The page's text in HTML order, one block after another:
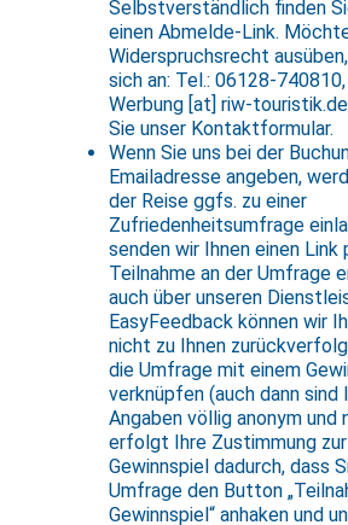
Selbstverständlich finden
einen Abmelde-Link.
Widerspruchsrecht
sich an: Tel.: 06128-
Werbung [at] riw-
Sie unser Kontaktformular.
Wenn Sie uns bei der
Emailadresse angeben,
der Reise ggfs. zu einer
Zufriedenheitsumfrage
senden wir Ihnen einen Link
Teilnahme an der Umfrage
auch über unseren
EasyFeedback können wir
nicht zu Ihnen
die Umfrage mit einem
verknüpfen (auch dann sind
Angaben völlig anonym und
erfolgt Ihre Zustimmung
Gewinnspiel dadurch, dass
Umfrage den Button
Gewinnspiel“ anhaken und